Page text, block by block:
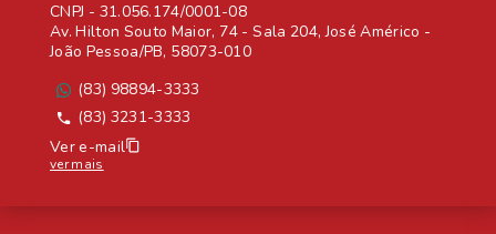
CNPJ - 31.056.174/0001-08
Av. Hilton Souto Maior, 74 - Sala 204, José Américo -
João Pessoa/PB, 58073-010
(83) 98894-3333
(83) 3231-3333
Ver e-mail
ver mais